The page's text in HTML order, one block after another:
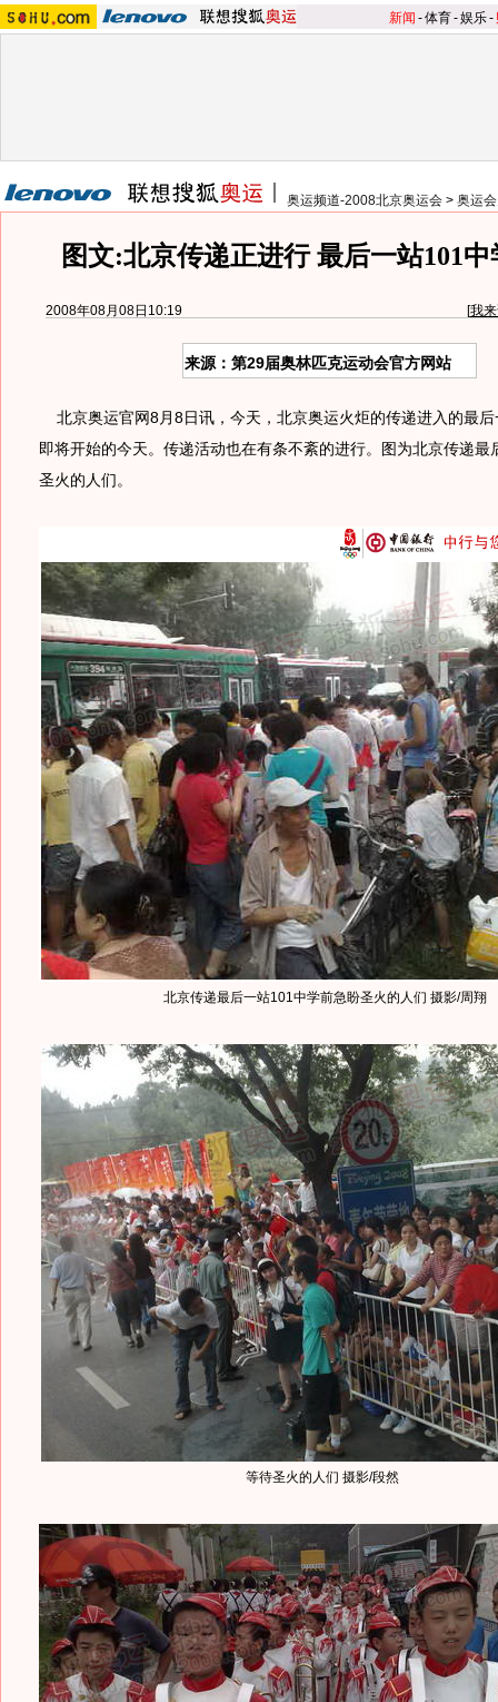
新闻 -体育-娱乐-
奥运频道-2008北京奥运会 > 奥运
图文:北京传递正进行 最后一站101
2008年08月08日10:19 [我
来源：第29届奥林匹克运动会官方网站
北京奥运官网8月8日讯，今天，北京奥运火炬的传递进入的最后
即将开始的今天。传递活动也在有条不紊的进行。图为北京传递最
圣火的人们。
北京传递最后一站101中学前急盼圣火的人们 摄影/周翔
等待圣火的人们 摄影/段然